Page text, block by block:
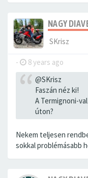
NAGY
SKrisz
- 8 years ago
@SKrisz
Faszán néz ki!
A Termignoni-
úton?
Nekem teljesen
sokkal problémásabb